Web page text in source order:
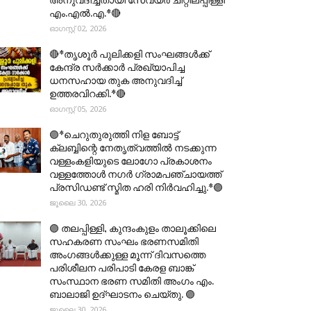
എം.എൽ.എ.*🔴
ഓഗസ്റ്റ് 02, 2026
🔴*തൃശൂര്‍ പുലിക്കളി സംഘങ്ങള്‍ക്ക്
കേന്ദ്ര സര്‍ക്കാര്‍ പ്രഖ്യാപിച്ച
ധനസഹായ തുക അനുവദിച്ച്
ഉത്തരവിറക്കി.*🔴
ഓഗസ്റ്റ് 05, 2026
🟣*ചെറുതുരുത്തി നിള ബോട്ട്
ക്ലബ്ബിന്റെ നേതൃത്വത്തിൽ നടക്കുന്ന
വള്ളംകളിയുടെ ലോഗോ പ്രകാശനം
വള്ളത്തോൾ നഗർ ഗ്രാമപഞ്ചായത്ത്
പ്രസിഡണ്ട് സ്മിത ഹരി നിർവഹിച്ചു.*🟣
ജൂലൈ 30, 2026
🟣 തലപ്പിള്ളി, കുന്ദംകുളം താലൂക്കിലെ
സഹകരണ സംഘം ഭരണസമിതി
അംഗങ്ങൾക്കുള്ള മൂന്ന് ദിവസത്തെ
പരിശീലന പരിപാടി കേരള ബാങ്ക്
സംസ്ഥാന ഭരണ സമിതി അംഗം എം.
ബാലാജി ഉദ്ഘാടനം ചെയ്തു. 🟣